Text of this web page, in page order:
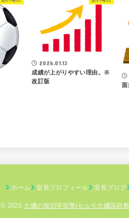
2026.01.13
成績が上がりやすい理由。※
改訂版
面
ホーム 室長プロフィール 室長ブログ
© 2026 大磯の個別学習塾/セルモ大磯国府